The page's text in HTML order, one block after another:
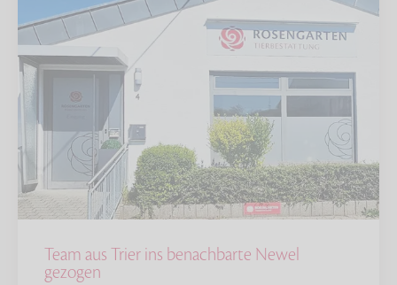
Team aus Trier ins benachbarte Newel
gezogen